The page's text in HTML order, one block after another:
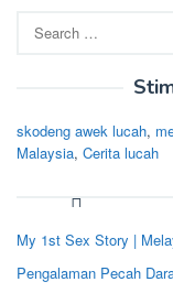
for:
skodeng awek lucah,
Malaysia, Cerita lucah
My 1st Sex Story |
Pengalaman Pecah